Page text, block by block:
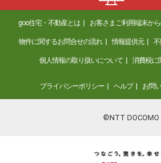
価 格
2,580万円
住 所
大阪府堺市西
土地面積
54.55m²
価 格
850万円
95.99m²
goo住宅・不動産とは お客さまご利用端末か
物件に関するお問合せの流れ 情報提供元
個人情報の取り扱いについて 消費税に
プライバシーポリシー ヘルプ お問
©NTT DOCOMO